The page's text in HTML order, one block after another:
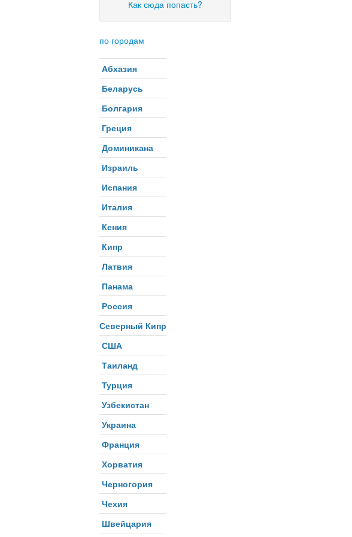
Как сюда попасть?
по городам
Абхазия
Беларусь
Болгария
Греция
Доминикана
Израиль
Испания
Италия
Кения
Кипр
Латвия
Панама
Россия
Северный Кипр
США
Таиланд
Турция
Узбекистан
Украина
Франция
Хорватия
Черногория
Чехия
Швейцария